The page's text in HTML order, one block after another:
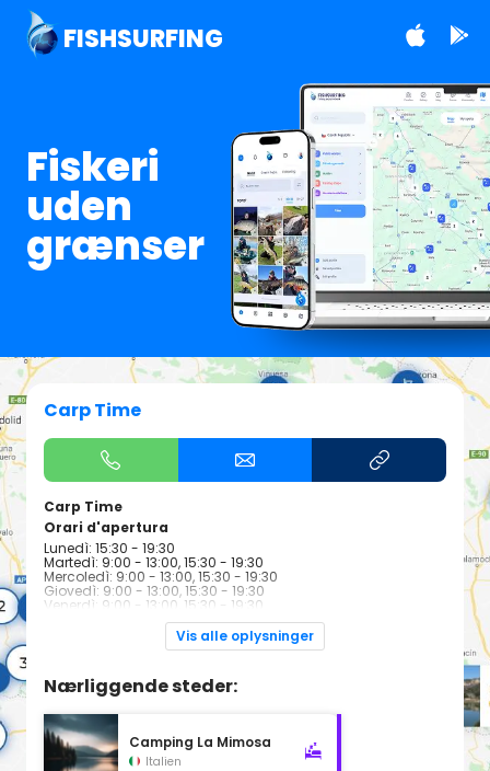
FISHSURFING
Fiskeri
uden
grænser
Carp Time
Carp Time
Orari d'apertura
Lunedì: 15:30 - 19:30
Martedì: 9:00 - 13:00, 15:30 - 19:30
Mercoledì: 9:00 - 13:00, 15:30 - 19:30
Giovedì: 9:00 - 13:00, 15:30 - 19:30
Venerdì: 9:00 - 13:00, 15:30 - 19:30
Sabato: 8:00 - 13:00, 15:30 - 19:30
Vis alle oplysninger
Nærliggende steder:
Camping La Mimosa
Italien